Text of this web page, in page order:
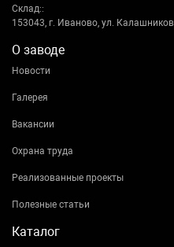
Склад::
153043, г. Иваново, ул.
О заводе
Новости
Галерея
Вакансии
Охрана труда
Реализованные проекты
Полезные статьи
Каталог